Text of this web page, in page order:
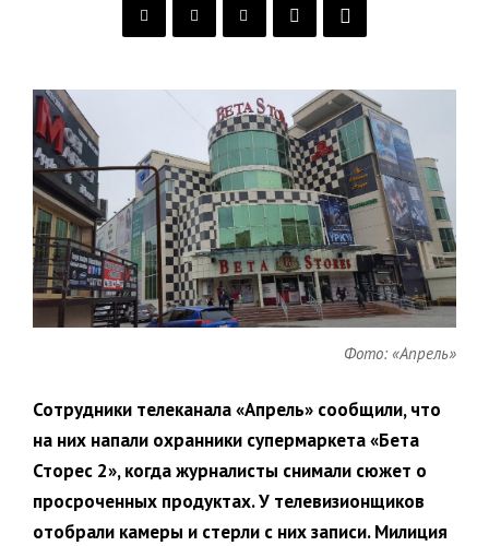
Фото: «Апрель»
Сотрудники телеканала «Апрель» сообщили, что
на них напали охранники супермаркета «Бета
Сторес 2», когда журналисты снимали сюжет о
просроченных продуктах. У телевизионщиков
отобрали камеры и стерли с них записи. Милиция